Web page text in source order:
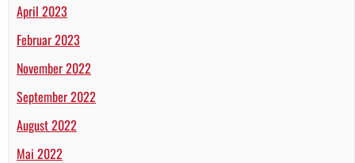
April 2023
Februar 2023
November 2022
September 2022
August 2022
Mai 2022